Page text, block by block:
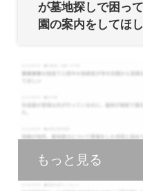
が墓地探しで困っ
園の案内をしてほし
もっと見る